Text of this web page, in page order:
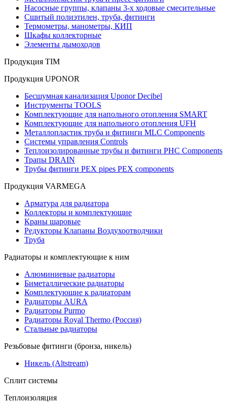
Насосные группы, клапаны 3-х ходовые смесительные
Сшитый полиэтилен, труба, фитинги
Термометры, манометры, КИП
Шкафы коллекторные
Элементы дымоходов
Продукция TIM
Продукция UPONOR
Бесшумная канализация Uponor Decibel
Инструменты TOOLS
Комплектующие для напольного отопления SMART
Комплектующие для напольного отопления UFH
Металлопластик труба и фитинги MLC Components
Системы управления Controls
Теплоизолированные трубы и фитинги PHC Components
Трапы DRAIN
Трубы фитинги PEX pipes PEX components
Продукция VARMEGA
Арматура для радиатора
Коллекторы и комплектующие
Краны шаровые
Редукторы Клапаны Воздухоотводчики
Труба
Радиаторы и комплектующие к ним
Алюминиевые радиаторы
Биметаллические радиаторы
Комплектующие к радиаторам
Радиаторы AURA
Радиаторы Purmo
Радиаторы Royal Thermo (Россия)
Стальные радиаторы
Резьбовые фитинги (бронза, никель)
Никель (Altstream)
Сплит системы
Теплоизоляция